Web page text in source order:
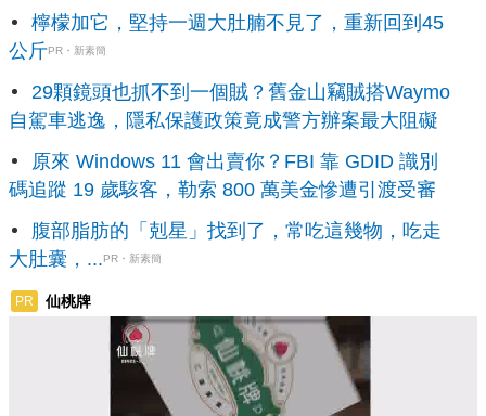
檸檬加它，堅持一週大肚腩不見了，重新回到45
公斤PR・新素簡
29顆鏡頭也抓不到一個賊？舊金山竊賊搭Waymo
自駕車逃逸，隱私保護政策竟成警方辦案最大阻礙
原來 Windows 11 會出賣你？FBI 靠 GDID 識別
碼追蹤 19 歲駭客，勒索 800 萬美金慘遭引渡受審
腹部脂肪的「剋星」找到了，常吃這幾物，吃走
大肚囊，...PR・新素簡
PR 仙桃牌